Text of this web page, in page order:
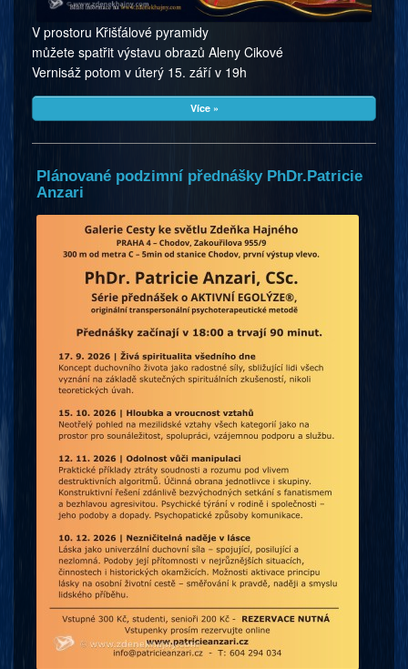
V prostoru Křišťálové pyramidy
můžete spatřit výstavu obrazů Aleny Cikové
Vernisáž potom v úterý 15. září v 19h
Více »
Plánované podzimní přednášky PhDr.Patricie
Anzari